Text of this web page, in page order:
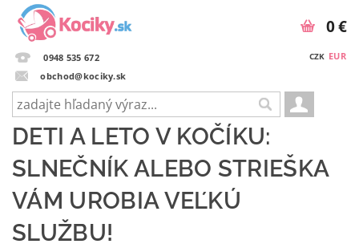
0948 535 672
obchod@kociky.sk
CZK EUR
0 €
DETI A LETO V KOČÍKU:
SLNEČNÍK ALEBO STRIEŠKA
VÁM UROBIA VEĽKÚ
SLUŽBU!